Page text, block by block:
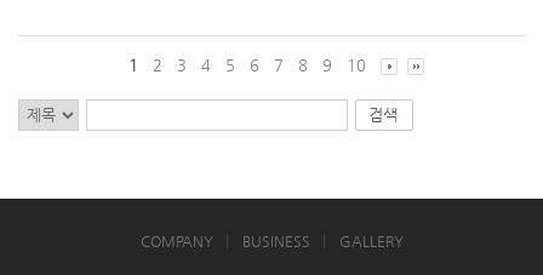
1 2 3 4 5 6 7 8 9 10
COMPANY BUSINESS GALLERY